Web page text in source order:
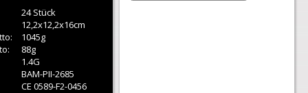
24 Stück
12,2x12,2x16cm
1045g
88g
1.4G
BAM-PII-2685
CE 0589-F2-0456